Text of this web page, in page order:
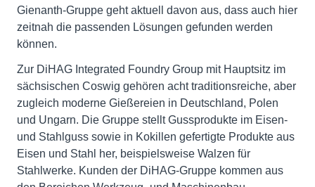
Gienanth-Gruppe geht aktuell davon aus, dass auch hier
zeitnah die passenden Lösungen gefunden werden
können.
Zur DiHAG Integrated Foundry Group mit Hauptsitz im
sächsischen Coswig gehören acht traditionsreiche, aber
zugleich moderne Gießereien in Deutschland, Polen
und Ungarn. Die Gruppe stellt Gussprodukte im Eisen-
und Stahlguss sowie in Kokillen gefertigte Produkte aus
Eisen und Stahl her, beispielsweise Walzen für
Stahlwerke. Kunden der DiHAG-Gruppe kommen aus